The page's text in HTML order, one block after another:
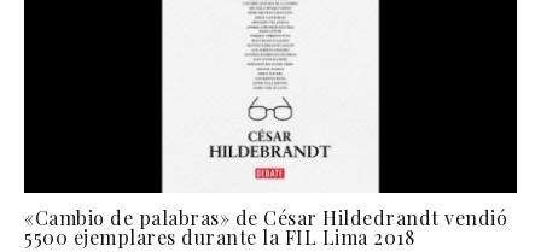
«Cambio de palabras» de César Hildedrandt vendió
5500 ejemplares durante la FIL Lima 2018